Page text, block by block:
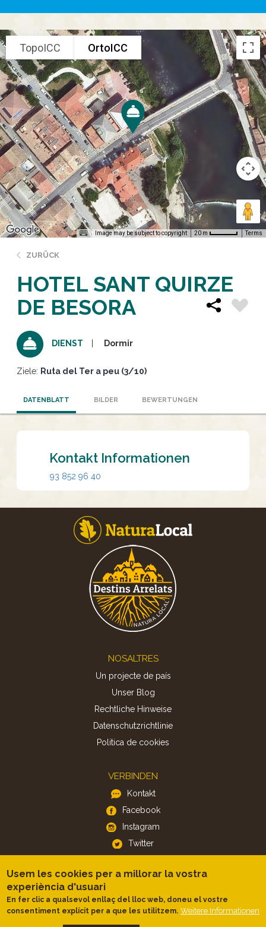
TopoICC OrtoICC
Image may be subject to copyright 20 m Terms
ZURÜCK
HOTEL SANT QUIRZE
DE BESORA
DIENST Dormir
Ziele: Ruta del Ter a peu (3/10)
DATENBLATT BILDER BEWERTUNGEN
Kontakt Informationen
93 852 96 40
NOSALTRES
Un projecte de país
Unser Blog
Rechtliche Hinweise
Datenschutzrichtlinie
Politica de cookies
VERBINDEN
Kontakt
Facebook
Instagram
Twitter
APP
iOS
Android
Usem les cookies per a millorar la vostra
experiència d'usuari
En fer clic a qualsevol enllaç del lloc web, doneu el vostre
consentiment explícit per a que les utilitzem. Weitere Informationen